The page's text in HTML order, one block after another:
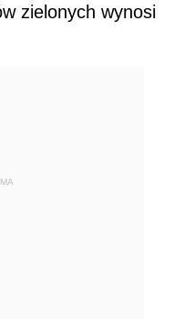
zielonych wynosi